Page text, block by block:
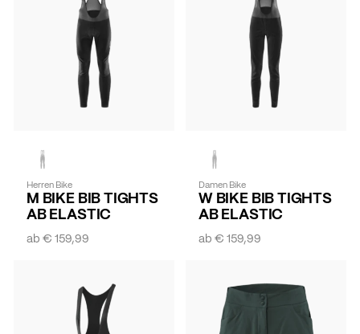
Herren Bike
M BIKE BIB TIGHTS
AB ELASTIC
ab€ 159,99
Damen Bike
W BIKE BIB TIGHTS
AB ELASTIC
ab€ 159,99